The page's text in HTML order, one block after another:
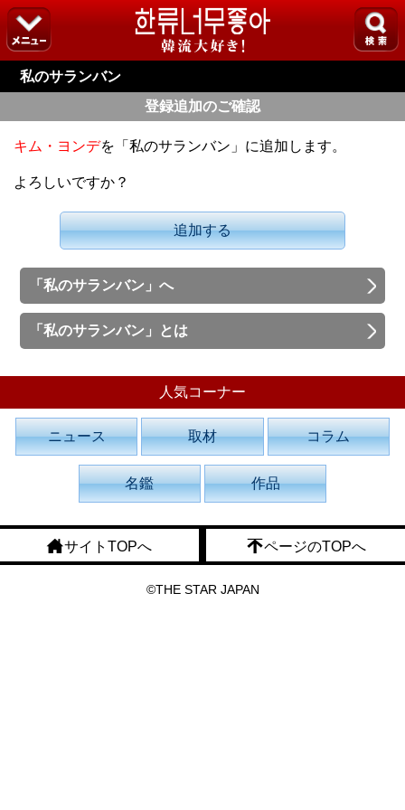
私のサランバン
登録追加のご確認
キム・ヨンデを「私のサランバン」に追加します。
よろしいですか？
追加する
「私のサランバン」へ
「私のサランバン」とは
人気コーナー
ニュース 取材 コラム
名鑑 作品
サイトTOPへ ページのTOPへ
©THE STAR JAPAN